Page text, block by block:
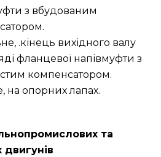
з вбудованим
.кінець вихідного валу
фланцевої напівмуфти з
компенсатором.
на опорних лапах.
та